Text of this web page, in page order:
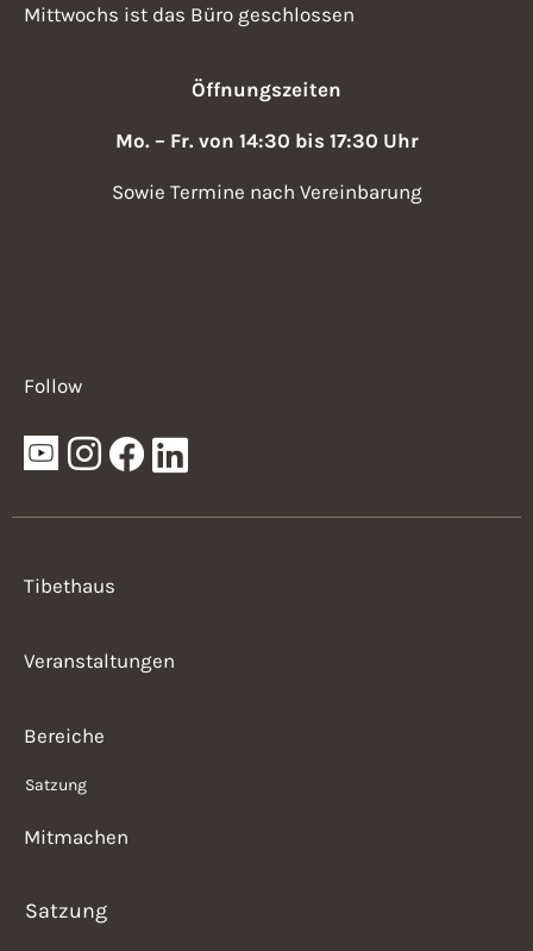
Mittwochs ist das Büro geschlossen
Öffnungszeiten
Mo. – Fr. von 14:30 bis 17:30 Uhr
Sowie Termine nach Vereinbarung
Follow
Tibethaus
Veranstaltungen
Bereiche
Satzung
Mitmachen
Satzung